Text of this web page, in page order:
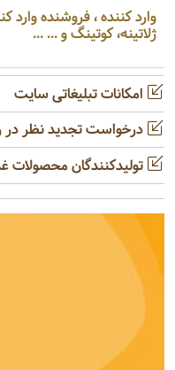
وارد
ژلاتینه، کوتینگ و ... ...
امکانات تبلیغاتی سایت
درخواست تجدید نظر در
تولیدکنندگان محصولات